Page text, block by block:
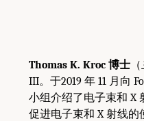
Thomas K. Kroc 博士 （
III。于2019 年 11 月向
小组介绍了电子束和 X
促进电子束和 X 射线的